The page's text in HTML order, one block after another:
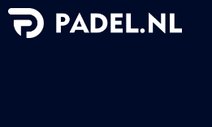
Portfolio